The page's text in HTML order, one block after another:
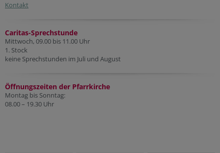
Kontakt
Caritas-Sprechstunde
Mittwoch, 09.00 bis 11.00 Uhr
1. Stock
keine Sprechstunden im Juli und August
Öffnungszeiten der Pfarrkirche
Montag bis Sonntag:
08.00 – 19.30 Uhr